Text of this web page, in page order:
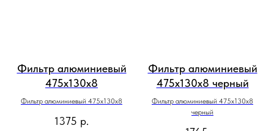
Фильтр алюминиевый
475х130х8
Фильтр алюминиевый 475х130х8
1375 р.
Фильтр алюминиевый
475х130х8 черный
Фильтр алюминиевый 475х130х8
черный